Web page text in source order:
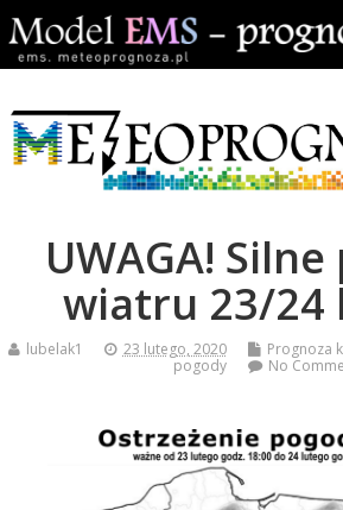
UWAGA!
wiatru 23/24
lubelak1 23 lutego, 2020 Prognoza
pogody
No